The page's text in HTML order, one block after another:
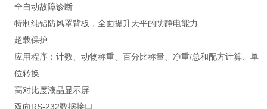
全自动故障诊断
特制纯铝防风罩背板，全面提升天平的防静电能力
超载保护
应用程序：计数、动物称重、百分比称量、净重/总和配方计算、单
位转换
高对比度液晶显示屏
双向RS-232数据接口